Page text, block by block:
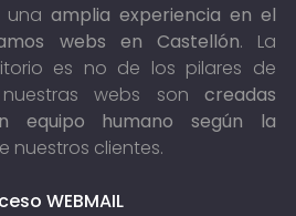
una amplia experiencia en el
webs en Castellón. La
es no de los pilares de
webs son creadas
equipo humano según la
nuestros clientes.
WEBMAIL